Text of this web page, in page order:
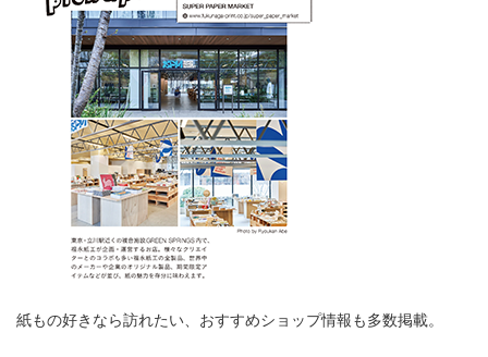
紙もの好きなら訪れたい、おすすめショップ情報も多数掲載。